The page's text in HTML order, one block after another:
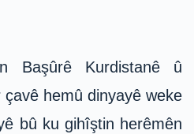
Başûrê Kurdistanê û
hemû dinyayê weke
bû ku gihîştin herêmên